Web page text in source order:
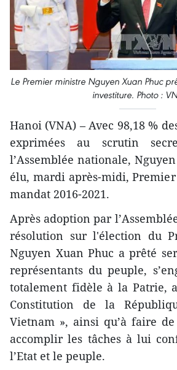
Le Premier ministre Nguyen Xuan Phuc
investiture. Photo :
Hanoi (VNA) – Avec 98,18 %
exprimées au scrutin
l’Assemblée nationale,
élu, mardi après-midi,
mandat 2016-2021.
Après adoption par
résolution sur l'élection du
Nguyen Xuan Phuc a prêté
représentants du peuple,
totalement fidèle à la Patrie,
Constitution de la
Vietnam », ainsi qu’à faire
accomplir les tâches à lui
l’Etat et le peuple.